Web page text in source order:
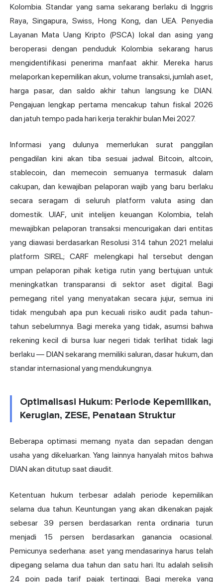
Kolombia. Standar yang sama sekarang berlaku di Inggris
Raya, Singapura, Swiss, Hong Kong, dan UEA. Penyedia
Layanan Mata Uang Kripto (PSCA) lokal dan asing yang
beroperasi dengan penduduk Kolombia sekarang harus
mengidentifikasi penerima manfaat akhir. Mereka harus
melaporkan kepemilikan akun, volume transaksi, jumlah aset,
harga pasar, dan saldo akhir tahun langsung ke DIAN.
Pengajuan lengkap pertama mencakup tahun fiskal 2026
dan jatuh tempo pada hari kerja terakhir bulan Mei 2027.
Informasi yang dulunya memerlukan surat panggilan
pengadilan kini akan tiba sesuai jadwal. Bitcoin, altcoin,
stablecoin, dan memecoin semuanya termasuk dalam
cakupan, dan kewajiban pelaporan wajib yang baru berlaku
secara seragam di seluruh platform valuta asing dan
domestik. UIAF, unit intelijen keuangan Kolombia, telah
mewajibkan pelaporan transaksi mencurigakan dari entitas
yang diawasi berdasarkan Resolusi 314 tahun 2021 melalui
platform SIREL; CARF melengkapi hal tersebut dengan
umpan pelaporan pihak ketiga rutin yang bertujuan untuk
meningkatkan transparansi di sektor aset digital. Bagi
pemegang ritel yang menyatakan secara jujur, semua ini
tidak mengubah apa pun kecuali risiko audit pada tahun-
tahun sebelumnya. Bagi mereka yang tidak, asumsi bahwa
rekening kecil di bursa luar negeri tidak terlihat tidak lagi
berlaku — DIAN sekarang memiliki saluran, dasar hukum, dan
standar internasional yang mendukungnya.
Optimalisasi Hukum: Periode Kepemilikan,
Kerugian, ZESE, Penataan Struktur
Beberapa optimasi memang nyata dan sepadan dengan
usaha yang dikeluarkan. Yang lainnya hanyalah mitos bahwa
DIAN akan ditutup saat diaudit.
Ketentuan hukum terbesar adalah periode kepemilikan
selama dua tahun. Keuntungan yang akan dikenakan pajak
sebesar 39 persen berdasarkan renta ordinaria turun
menjadi 15 persen berdasarkan ganancia ocasional.
Pemicunya sederhana: aset yang mendasarinya harus telah
dipegang selama dua tahun dan satu hari. Itu adalah selisih
24 poin pada tarif pajak tertinggi. Bagi mereka yang